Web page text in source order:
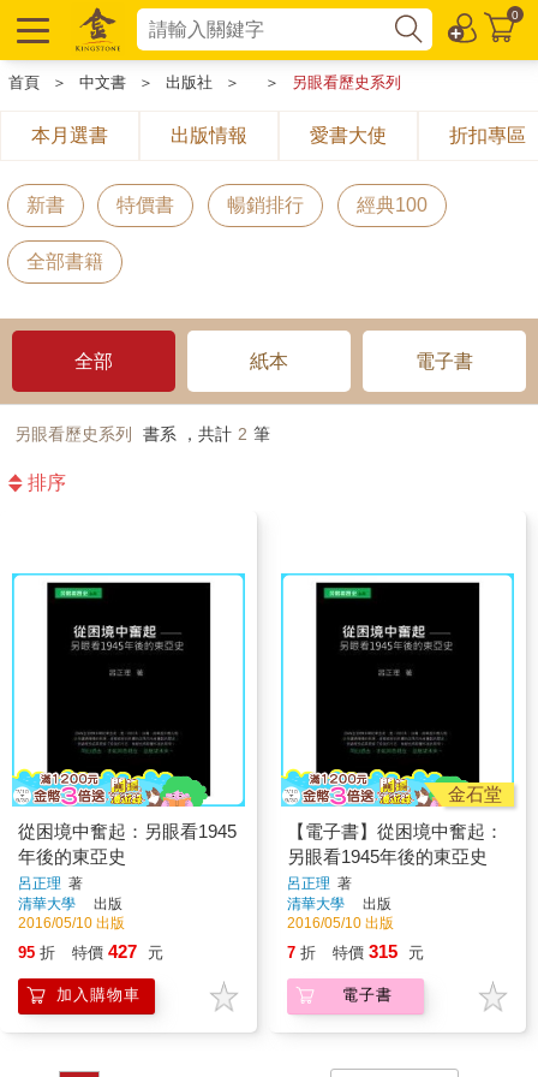
0
首頁 ＞ 中文書 ＞ 出版社 ＞ ＞ 另眼看歷史系列
本月選書 出版情報 愛書大使 折扣專區
新書 特價書 暢銷排行 經典100
全部書籍
全部 紙本 電子書
另眼看歷史系列 書系 ，共計 2 筆
排序
從困境中奮起：另眼看1945
年後的東亞史
呂正理 著
清華大學
出版
2016/05/10 出版
95 折 特價 427 元
加入購物車
金石堂
【電子書】從困境中奮起：
另眼看1945年後的東亞史
呂正理 著
清華大學
出版
2016/05/10 出版
7 折 特價 315 元
電子書